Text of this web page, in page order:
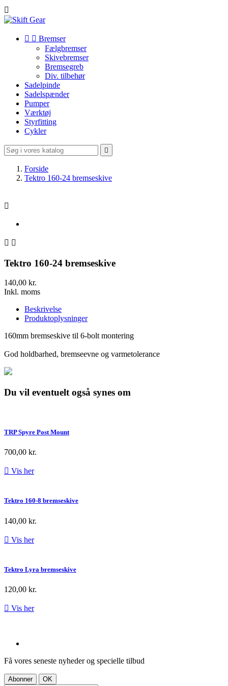

  Bremser
Fælgbremser
Skivebremser
Bremsegreb
Div. tilbehør
Sadelpinde
Sadelspænder
Pumper
Værktøj
Styrfitting
Cykler

Forside
Tektro 160-24 bremseskive

 
Tektro 160-24 bremseskive
140,00 kr.
Inkl. moms
Beskrivelse
Produktoplysninger
160mm bremseskive til 6-bolt montering
God holdbarhed, bremseevne og varmetolerance
Du vil eventuelt også synes om
TRP Spyre Post Mount
700,00 kr.
 Vis her
Tektro 160-8 bremseskive
140,00 kr.
 Vis her
Tektro Lyra bremseskive
120,00 kr.
 Vis her
Få vores seneste nyheder og specielle tilbud